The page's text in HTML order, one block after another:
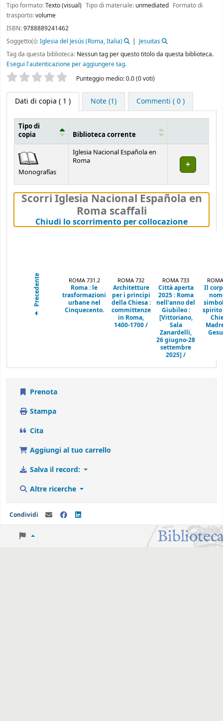
Tipo formato:Texto (visual) Tipo di materiale: unmediated Formato di
trasporto:volume
ISBN:9788889241462
Soggetto(i):Iglesia del Jesús (Roma, Italia)
Jesuitas
Tag da questa biblioteca: Nessun tag per questo titolo da questa biblioteca.
Esegui l'autenticazione per aggiungere tag.
La tua valutazione Punteggio medio: 0.0 (0 voti)
Dati di copia ( 1 ) Note (1) Commenti ( 0 )
Tipo di
copia
Biblioteca corrente
Monografías
Iglesia Nacional Española en
Roma
Scorri Iglesia Nacional Española en
Roma scaffali
Chiudi lo scorrimento per collocazione
Precedente ROMA 731.2
Roma : le
trasformazioni
urbane nel
Cinquecento.
ROMA 732
Architetture
per i principi
della Chiesa :
committenze
in Roma,
1400-1700 /
ROMA 733
Città aperta
2025 : Roma
nell'anno del
Giubileo :
[Vittoriano,
Sala
Zanardelli,
26 giugno-28
settembre
2025] /
Il
Prenota
Stampa
Cita
Aggiungi al tuo carrello
Salva il record:
Altre ricerche
Condividi